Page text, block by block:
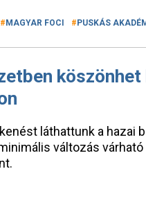
MAGYAR FOCI PUSKÁS
köszönhet
láthattunk a hazai
változás